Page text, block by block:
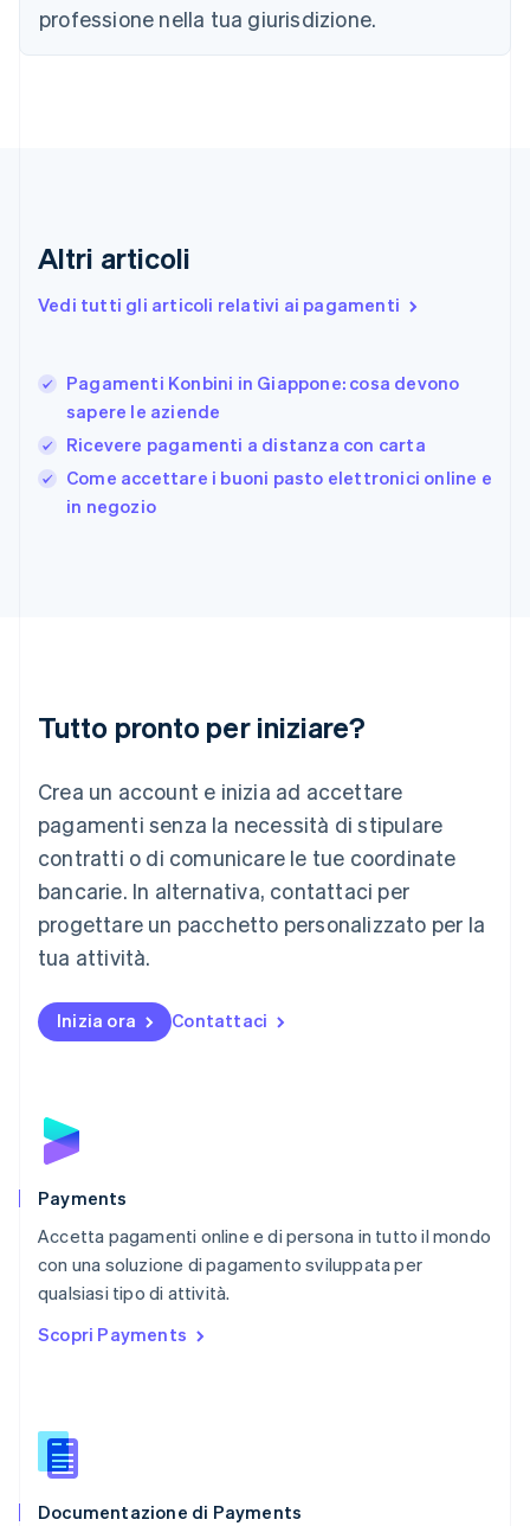
professione nella tua giurisdizione.
Altri articoli
Vedi tutti gli articoli relativi ai pagamenti
Pagamenti Konbini in Giappone: cosa devono
sapere le aziende
Ricevere pagamenti a distanza con carta
Come accettare i buoni pasto elettronici online e
in negozio
Tutto pronto per iniziare?
Crea un account e inizia ad accettare
pagamenti senza la necessità di stipulare
contratti o di comunicare le tue coordinate
bancarie. In alternativa, contattaci per
progettare un pacchetto personalizzato per la
tua attività.
Inizia ora Contattaci
Payments
Accetta pagamenti online e di persona in tutto il mondo
con una soluzione di pagamento sviluppata per
qualsiasi tipo di attività.
Scopri Payments
Documentazione di Payments
Croazia
Danimarca
Francia
Germania
日本語English
Gibilterra
English
Grecia
English
India
English
Lituania
Lussemburgo
Deutsch English
Malaysia
English 简体中文
Malta
Messico
EspañolEnglish
English
Nuova Zelanda
Polonia
English
Português
English简体中文
Regno Unito
English
English
English
Slovacchia
Slovenia